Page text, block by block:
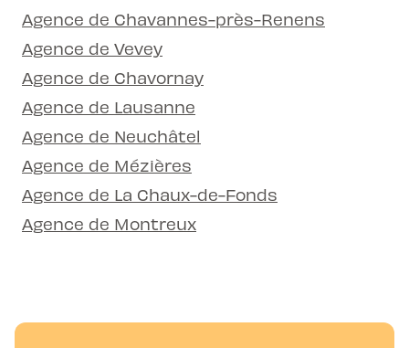
Agence de Chavannes-près-Renens
Agence de Vevey
Agence de Chavornay
Agence de Lausanne
Agence de Neuchâtel
Agence de Mézières
Agence de La Chaux-de-Fonds
Agence de Montreux